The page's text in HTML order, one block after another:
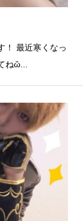
！ 最近寒くなっ
ねὢ...